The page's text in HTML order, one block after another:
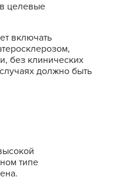
целевые
включать
без клинических
должно быть
типе